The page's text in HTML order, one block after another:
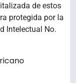
de estos
protegida por la
Intelectual No.